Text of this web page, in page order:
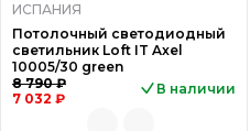
ИСПАНИЯ
Потолочный светодиодный
светильник Loft IT Axel
10005/30 green
8 790 ₽
7 032 ₽
В наличии